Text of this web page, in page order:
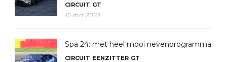
CIRCUIT GT
15 mrt 2023
Spa 24: met heel mooi nevenprogramma
CIRCUIT EENZITTER GT